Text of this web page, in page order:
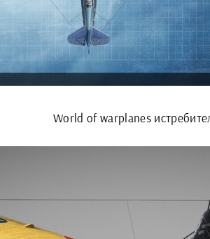
World of warplanes